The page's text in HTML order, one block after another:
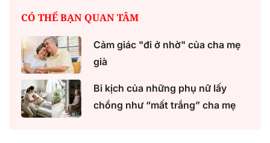
CÓ THỂ BẠN QUAN TÂM
Cảm giác "đi ở nhờ" của cha mẹ
già
Bi kịch của những phụ nữ lấy
chồng như “mất trắng” cha mẹ